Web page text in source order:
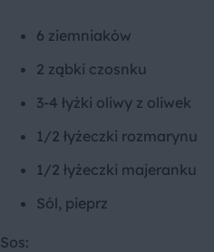
6 ziemniaków
2 ząbki czosnku
3-4 łyżki oliwy z oliwek
1/2 łyżeczki rozmarynu
1/2 łyżeczki majeranku
Sól, pieprz
Sos: